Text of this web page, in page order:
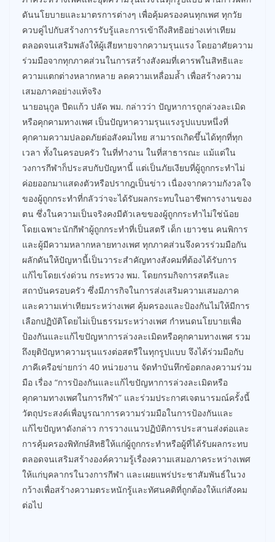
ดันนโยบายและมาตรการต่างๆ เพื่อคุ้มครองคนทุกเพศ ทุกวัย
ควบคู่ไปกับสร้างการรับรู้และการเข้าถึงสิทธิอย่างเท่าเทียม
ตลอดจนเสริมพลังให้ผู้เสียหายจากความรุนแรง โดยอาศัยความ
ร่วมมือจากทุกภาคส่วนในการสร้างสังคมที่เคารพในสิทธิและ
ความแตกต่างหลากหลาย ลดความเหลื่อมล้ำ เพื่อสร้างความ
เสมอภาคอย่างแท้จริง
นายอนุกูล ปีดแก้ว ปลัด พม. กล่าวว่า ปัญหาการถูกล่วงละเมิด
หรือคุกคามทางเพศ เป็นปัญหาความรุนแรงรูปแบบหนึ่งที่
คุกคามความปลอดภัยต่อสังคมไทย สามารถเกิดขึ้นได้ทุกที่ทุก
เวลา ทั้งในครอบครัว ในที่ทำงาน ในที่สาธารณะ แม้แต่ใน
วงการกีฬาก็ประสบกับปัญหานี้ แต่เป็นภัยเงียบที่ผู้ถูกกระทำไม่
ค่อยออกมาแสดงตัวหรือปรากฎเป็นข่าว เนื่องจากความกังวลใจ
ของผู้ถูกกระทำที่กลัวว่าจะได้รับผลกระทบในอาชีพการงานของ
ตน ซึ่งในความเป็นจริงคงมีตัวเลขของผู้ถูกกระทำไม่ใช่น้อย
โดยเฉพาะนักกีฬาผู้ถูกกระทำที่เป็นสตรี เด็ก เยาวชน คนพิการ
และผู้มีความหลากหลายทางเพศ ทุกภาคส่วนจึงควรร่วมมือกัน
ผลักดันให้ปัญหานี้เป็นวาระสำคัญทางสังคมที่ต้องได้รับการ
แก้ไขโดยเร่งด่วน กระทรวง พม. โดยกรมกิจการสตรีและ
สถาบันครอบครัว ซึ่งมีภารกิจในการส่งเสริมความเสมอภาค
และความเท่าเทียมระหว่างเพศ คุ้มครองและป้องกันไม่ให้มีการ
เลือกปฏิบัติโดยไม่เป็นธรรมระหว่างเพศ กำหนดนโยบายเพื่อ
ป้องกันและแก้ไขปัญหาการล่วงละเมิดหรือคุกคามทางเพศ รวม
ถึงยุติปัญหาความรุนแรงต่อสตรีในทุกรูปแบบ จึงได้ร่วมมือกับ
ภาคีเครือข่ายกว่า 40 หน่วยงาน จัดทำบันทึกข้อตกลงความร่วม
มือ เรื่อง “การป้องกันและแก้ไขปัญหาการล่วงละเมิดหรือ
คุกคามทางเพศในการกีฬา” และร่วมประกาศเจตนารมณ์ครั้งนี้
วัตถุประสงค์เพื่อบูรณาการความร่วมมือในการป้องกันและ
แก้ไขปัญหาดังกล่าว การวางแนวปฏิบัติการประสานส่งต่อและ
การคุ้มครองพิทักษ์สิทธิให้แก่ผู้ถูกกระทำหรือผู้ที่ได้รับผลกระทบ
ตลอดจนเสริมสร้างองค์ความรู้เรื่องความเสมอภาคระหว่างเพศ
ให้แก่บุคลากรในวงการกีฬา และเผยแพร่ประชาสัมพันธ์ในวง
กว้างเพื่อสร้างความตระหนักรู้และทัศนคติที่ถูกต้องให้แก่สังคม
ต่อไป